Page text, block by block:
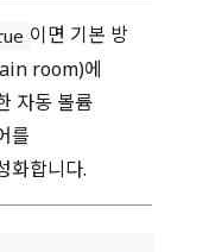
이면 기본 방
room)에
자동 볼륨
를
화합니다.